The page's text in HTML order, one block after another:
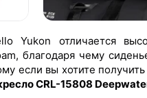
Yukon отличается
благодаря чему
если вы хотите
CRL-15808